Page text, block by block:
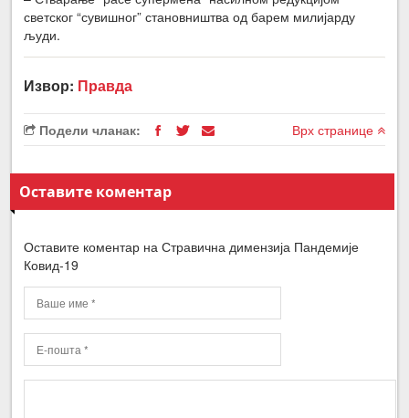
светског “сувишног” становништва од барем милијарду
људи.
Извор: Правда
Подели чланак: Врх странице
Оставите коментар
Оставите коментар на Стравична димензија Пандемије
Ковид-19